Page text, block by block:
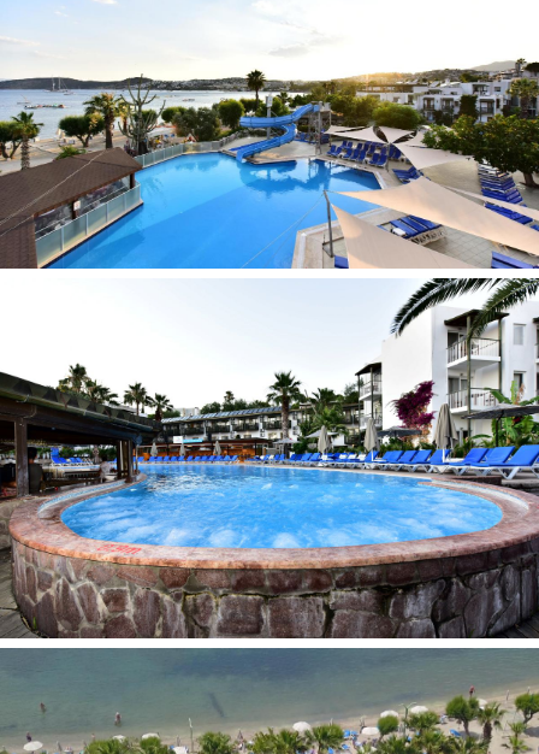
Nemokamas parkingas
Bankomatas viešbučio teritorijoje
Visą parą dirbanti registratūra
Skalbimo paslaugos (už papildomą mokestį)
Verslo centras
Pervežimo paslaugos (už papildomą mokestį)
Automobilių nuoma
Kirpykla/grožio salonas
Pramogos ir sportas:
Dviračių nuoma (už papildomą mokestį)
Teniso įranga (už papildomą mokestį)
Vandens sporto įranga (už papildomą mokestį)
Nardymas (už viešbučio ir už papildomą mokestį)
Plaukimas kanojomis (už papildomą mokestį)
Burlenčių sportas (už viešbučio ir už papildomą mokestį)
Žvejyba (už viešbučio ir už papildomą mokestį)
Stalo tenisas
Biliardas
Žaidimų kambariai
Teniso kortai
SPA ir sveikatingumo centras (už papildomą mokestį)
Masažas (už papildomą mokestį)
Vandens čiuožykla